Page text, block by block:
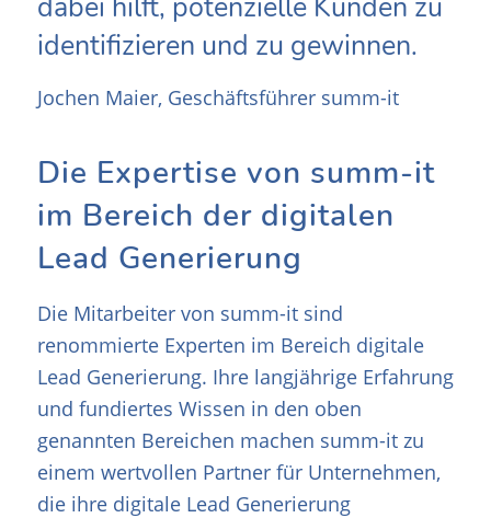
dabei hilft, potenzielle Kunden zu
identifizieren und zu gewinnen.
Jochen Maier, Geschäftsführer summ-it
Die Expertise von summ-it
im Bereich der digitalen
Lead Generierung
Die Mitarbeiter von summ-it sind
renommierte Experten im Bereich digitale
Lead Generierung. Ihre langjährige Erfahrung
und fundiertes Wissen in den oben
genannten Bereichen machen summ-it zu
einem wertvollen Partner für Unternehmen,
die ihre digitale Lead Generierung